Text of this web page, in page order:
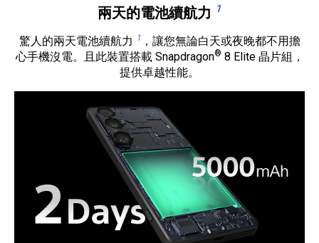
兩天的電池續航力 1
驚人的兩天電池續航力 1 ，讓您無論白天或夜晚都不用擔
心手機沒電。且此裝置搭載 Snapdragon® 8 Elite 晶片組，
提供卓越性能。